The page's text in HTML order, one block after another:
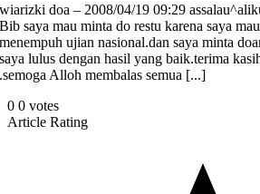
wiarizki doa – 2008/04/19 09:29
Bib saya mau minta do restu karena saya mau
menempuh ujian nasional.dan saya minta
saya lulus dengan hasil yang baik.terima
.semoga Alloh membalas semua [...]
0 0 votes
Article Rating